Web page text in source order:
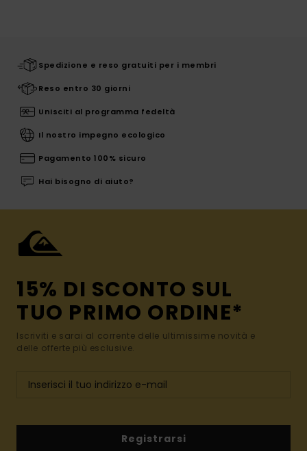
Spedizione e reso gratuiti per i membri
Reso entro 30 giorni
Unisciti al programma fedeltà
Il nostro impegno ecologico
Pagamento 100% sicuro
Hai bisogno di aiuto?
15% DI SCONTO SUL
TUO PRIMO ORDINE*
Iscriviti e sarai al corrente delle ultimissime novità e
delle offerte più esclusive.
Registrarsi